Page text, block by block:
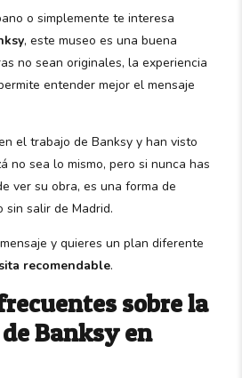
o simplemente te interesa
, este museo es una buena
no sean originales, la experiencia
entender mejor el mensaje
el trabajo de Banksy y han visto
no sea lo mismo, pero si nunca has
ver su obra, es una forma de
sin salir de Madrid.
y quieres un plan diferente
recomendable.
sobre la
Banksy en